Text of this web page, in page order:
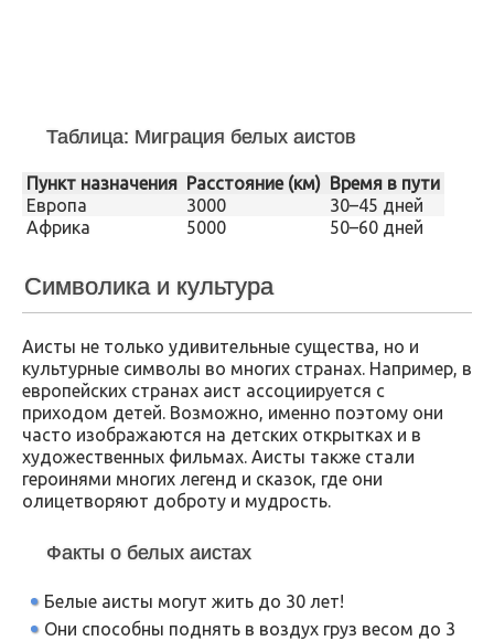
Таблица: Миграция белых аистов
Пункт назначения Расстояние (км) Время в пути
Европа
3000
30–45 дней
Африка
5000 50–60 дней
Символика и культура
Аисты не только удивительные существа, но и
культурные символы во многих странах. Например, в
европейских странах аист ассоциируется с
приходом детей. Возможно, именно поэтому они
часто изображаются на детских открытках и в
художественных фильмах. Аисты также стали
героинями многих легенд и сказок, где они
олицетворяют доброту и мудрость.
Факты о белых аистах
Белые аисты могут жить до 30 лет!
Они способны поднять в воздух груз весом до 3